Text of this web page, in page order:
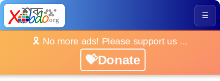
☰
🎗️ No more ads! Please support us ...
💝Donate